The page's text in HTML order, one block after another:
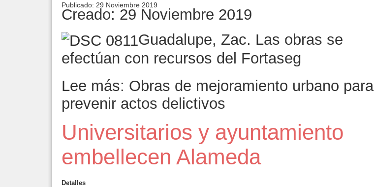
Publicado: 29 Noviembre 2019
Creado: 29 Noviembre 2019
Guadalupe, Zac. Las obras se
efectúan con recursos del Fortaseg
Lee más: Obras de mejoramiento urbano para
prevenir actos delictivos
Universitarios y ayuntamiento
embellecen Alameda
Detalles